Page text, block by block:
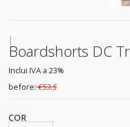
|
Boardshorts DC
Inclui IVA a 23%
before:€53.5
COR